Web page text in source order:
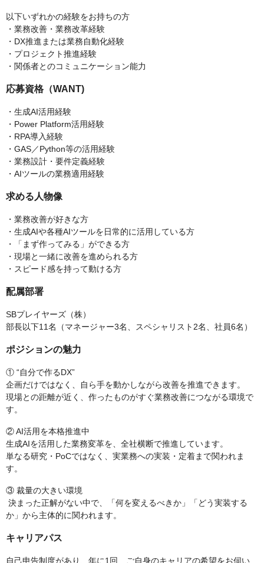
以下いずれかの経験をお持ちの方
・業務改善・業務改革経験
・DX推進または業務自動化経験
・プロジェクト推進経験
・関係者とのコミュニケーション能力
応募資格（WANT)
・生成AI活用経験
・Power Platform活用経験
・RPA導入経験
・GAS／Python等の活用経験
・業務設計・要件定義経験
・AIツールの業務適用経験
求める人物像
・業務改善が好きな方
・生成AIや各種AIツールを日常的に活用している方
・「まず作ってみる」ができる方
・現場と一緒に改善を進められる方
・スピード感を持って動ける方
配属部署
SBプレイヤーズ（株）
部長以下11名（マネージャー3名、スペシャリスト2名、社員6名）
ポジションの魅力
① “自分で作るDX”
企画だけではなく、自ら手を動かしながら改善を推進できます。
現場との距離が近く、作ったものがすぐ業務改善につながる環境で
す。
② AI活用を本格推進中
生成AIを活用した業務変革を、全社横断で推進しています。
単なる研究・PoCではなく、実業務への実装・定着まで関われま
す。
③ 裁量の大きい環境
決まった正解がない中で、「何を変えるべきか」「どう実装する
か」から主体的に関われます。
キャリアパス
自己申告制度があり、年に1回、ご自身のキャリアの希望をお伺い